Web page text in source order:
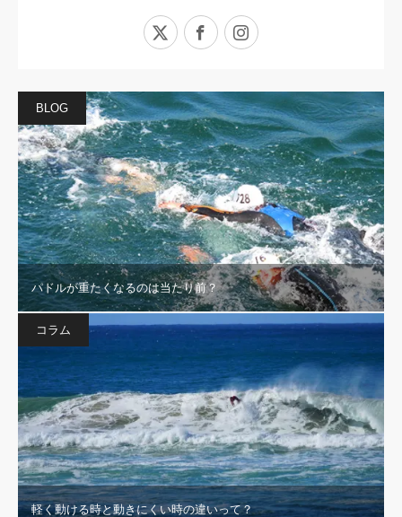
Facebook
BLOG
パドルが重たくなるのは当たり前？
コラム
軽く動ける時と動きにくい時の違いって？